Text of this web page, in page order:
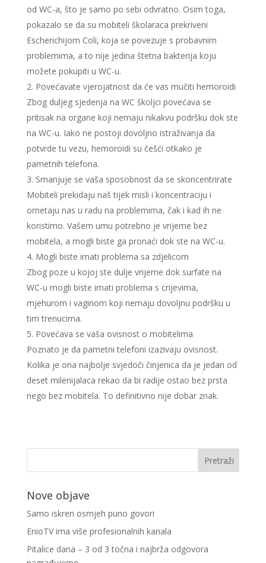
od WC-a, što je samo po sebi odvratno. Osim toga,
pokazalo se da su mobiteli školaraca prekriveni
Escherichijom Coli, koja se povezuje s probavnim
problemima, a to nije jedina štetna bakterija koju
možete pokupiti u WC-u.
Povećavate vjerojatnost da će vas mučiti hemoroidi
Zbog duljeg sjedenja na WC školjci povećava se
pritisak na organe koji nemaju nikakvu podršku dok ste
na WC-u. Iako ne postoji dovoljno istraživanja da
potvrde tu vezu, hemoroidi su češći otkako je
pametnih telefona.
Smanjuje se vaša sposobnost da se skoncentrirate
Mobiteli prekidaju naš tijek misli i koncentraciju i
ometaju nas u radu na problemima, čak i kad ih ne
koristimo. Vašem umu potrebno je vrijeme bez
mobitela, a mogli biste ga pronaći dok ste na WC-u.
Mogli biste imati problema sa zdjelicom
Zbog poze u kojoj ste dulje vrijeme dok surfate na
WC-u mogli biste imati problema s crijevima,
mjehurom i vaginom koji nemaju dovoljnu podršku u
tim trenucima.
Povećava se vaša ovisnost o mobitelima
Poznato je da pametni telefoni izazivaju ovisnost.
Kolika je ona najbolje svjedoči činjenica da je jedan od
deset milenijalaca rekao da bi radije ostao bez prsta
nego bez mobitela. To definitivno nije dobar znak.
Nove objave
Samo iskren osmjeh puno govori
EnioTV ima više profesionalnih kanala
Pitalice dana – 3 od 3 točna i najbrža odgovora